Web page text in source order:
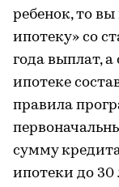
ребенок, то
ипотеку» со
года выплат, а
ипотеке
правила
сумму
ипотеки до 30